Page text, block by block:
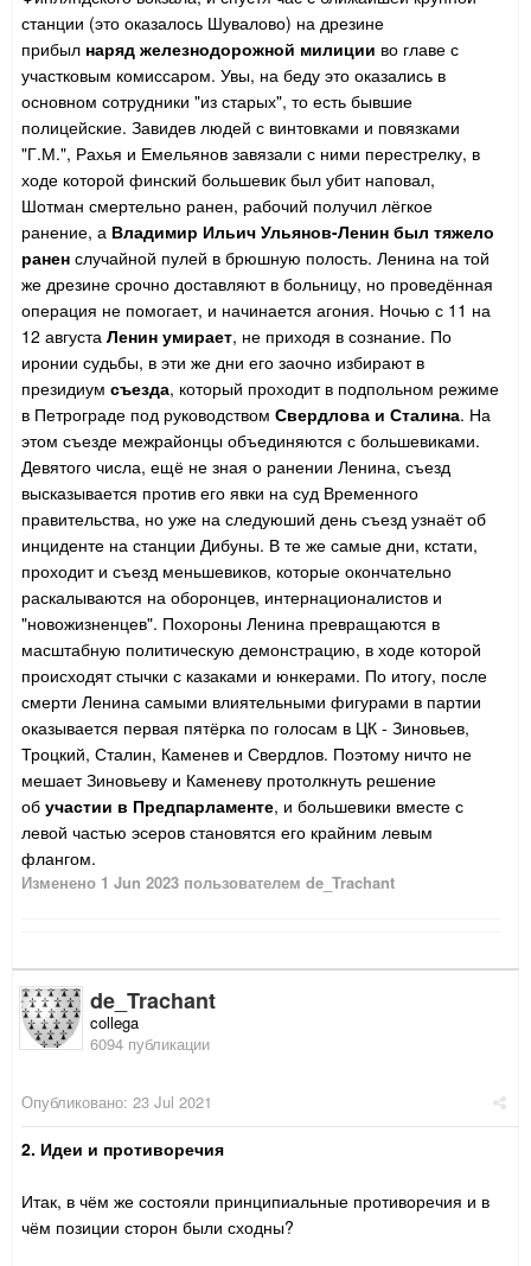
станции (это оказалось Шувалово) на дрезине
прибыл наряд железнодорожной милиции во главе с
участковым комиссаром. Увы, на беду это оказались в
основном сотрудники "из старых", то есть бывшие
полицейские. Завидев людей с винтовками и повязками
"Г.М.", Рахья и Емельянов завязали с ними перестрелку, в
ходе которой финский большевик был убит наповал,
Шотман смертельно ранен, рабочий получил лёгкое
ранение, а Владимир Ильич Ульянов-Ленин был тяжело
ранен случайной пулей в брюшную полость. Ленина на той
же дрезине срочно доставляют в больницу, но проведённая
операция не помогает, и начинается агония. Ночью с 11 на
12 августа Ленин умирает, не приходя в сознание. По
иронии судьбы, в эти же дни его заочно избирают в
президиум съезда, который проходит в подпольном режиме
в Петрограде под руководством Свердлова и Сталина. На
этом съезде межрайонцы объединяются с большевиками.
Девятого числа, ещё не зная о ранении Ленина, съезд
высказывается против его явки на суд Временного
правительства, но уже на следуюший день съезд узнаёт об
инциденте на станции Дибуны. В те же самые дни, кстати,
проходит и съезд меньшевиков, которые окончательно
раскалываются на оборонцев, интернационалистов и
"новожизненцев". Похороны Ленина превращаются в
масштабную политическую демонстрацию, в ходе которой
происходят стычки с казаками и юнкерами. По итогу, после
смерти Ленина самыми влиятельными фигурами в партии
оказывается первая пятёрка по голосам в ЦК - Зиновьев,
Троцкий, Сталин, Каменев и Свердлов. Поэтому ничто не
мешает Зиновьеву и Каменеву протолкнуть решение
об участии в Предпарламенте, и большевики вместе с
левой частью эсеров становятся его крайним левым
флангом.
Изменено 1 Jun 2023 пользователем de_Trachant
de_Trachant
collega
6094 публикации
Опубликовано: 23 Jul 2021
2. Идеи и противоречия
Итак, в чём же состояли принципиальные противоречия и в
чём позиции сторон были сходны?